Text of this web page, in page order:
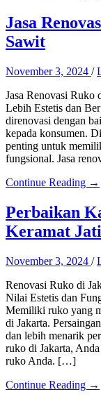
Jasa
Sawit
November 3, 2024 /
Jasa Renovasi
Lebih Estetis dan
direnovasi dengan
kepada konsumen.
penting untuk
fungsional. Jasa
Continue Reading →
Perbaikan
Keramat Jati
November 3, 2024 /
Renovasi Ruko di
Nilai Estetis dan
Memiliki ruko yang
di Jakarta.
dan lebih menarik
ruko di Jakarta,
ruko Anda. […]
Continue Reading →